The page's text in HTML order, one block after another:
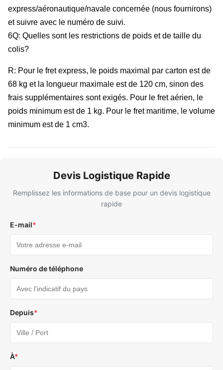
express/aéronautique/navale concernée (nous fournirons)
et suivre avec le numéro de suivi.
6Q: Quelles sont les restrictions de poids et de taille du
colis?
R: Pour le fret express, le poids maximal par carton est de
68 kg et la longueur maximale est de 120 cm, sinon des
frais supplémentaires sont exigés. Pour le fret aérien, le
poids minimum est de 1 kg. Pour le fret maritime, le volume
minimum est de 1 cm3.
Devis Logistique Rapide
Remplissez les informations de base pour un devis logistique
rapide
E-mail*
Numéro de téléphone
Depuis*
À*